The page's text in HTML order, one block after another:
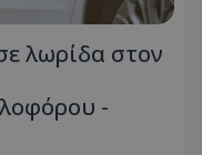
λωρίδα στον
-